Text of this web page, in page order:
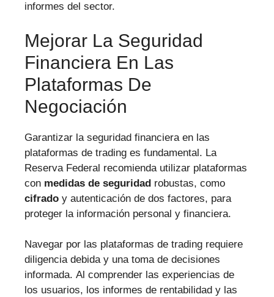
informes del sector.
Mejorar La Seguridad
Financiera En Las
Plataformas De
Negociación
Garantizar la seguridad financiera en las
plataformas de trading es fundamental. La
Reserva Federal recomienda utilizar plataformas
con medidas de seguridad robustas, como
cifrado y autenticación de dos factores, para
proteger la información personal y financiera.
Navegar por las plataformas de trading requiere
diligencia debida y una toma de decisiones
informada. Al comprender las experiencias de
los usuarios, los informes de rentabilidad y las